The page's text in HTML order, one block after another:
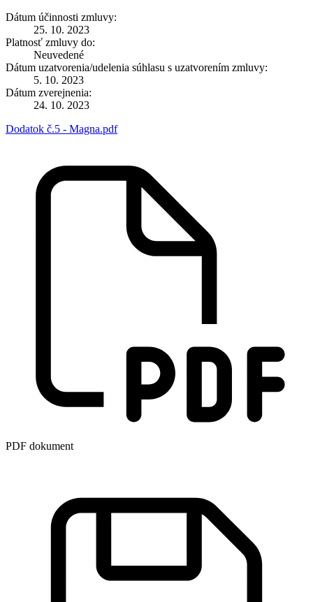
Dátum účinnosti zmluvy:
25. 10. 2023
Platnosť zmluvy do:
Neuvedené
Dátum uzatvorenia/udelenia súhlasu s uzatvorením zmluvy:
5. 10. 2023
Dátum zverejnenia:
24. 10. 2023
Dodatok č.5 - Magna.pdf
PDF dokument